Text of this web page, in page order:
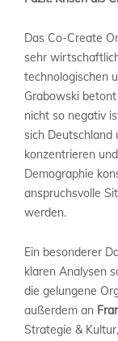
Das Co-Create
sehr
technologischen
Grabowski
nicht so negativ
sich Deutschland
konzentrieren
Demographie
anspruchsvolle
werden.
Ein besonderer
klaren Analysen
die gelungene
außerdem an
Strategie &